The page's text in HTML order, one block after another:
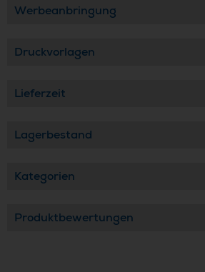
Werbeanbringung
Druckvorlagen
Lieferzeit
Lagerbestand
Kategorien
Produktbewertungen